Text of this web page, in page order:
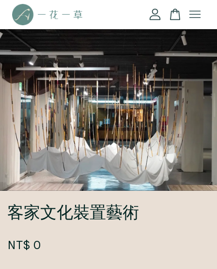
客家文化裝置藝術
NT$ 0
您的購物車目前還是空的。
繼續購物